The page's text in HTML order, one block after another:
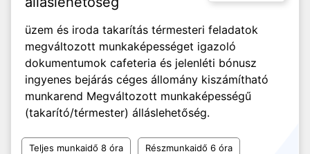
üzem és iroda takarítás térmesteri feladatok
megváltozott munkaképességet igazoló
dokumentumok cafeteria és jelenléti bónusz
ingyenes bejárás céges állomány kiszámítható
munkarend Megváltozott munkaképességű
(takarító/térmester) álláslehetőség.
Teljes munkaidő 8 óra Részmunkaidő 6 óra